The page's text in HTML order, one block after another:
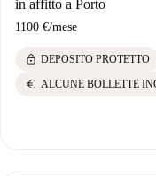
in affitto a Porto
1100 €/mese
lock DEPOSITO PROTETTO
euro ALCUNE BOLLETTE